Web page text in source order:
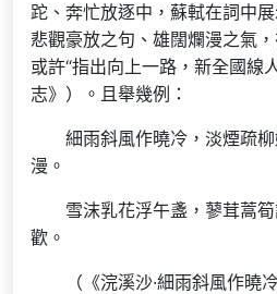
跎、奔忙放逐中，蘇軾在詞中
悲觀豪放之句、雄闊爛漫之氣
或許“指出向上一路，新全國線
志》）。且舉幾例：
細雨斜風作曉冷，淡煙疏
漫。
雪沫乳花浮午盞，蓼茸蒿
歡。
（《浣溪沙·細雨斜風作曉冷